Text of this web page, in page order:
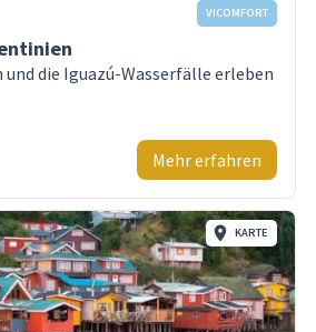
VICOMFORT
und die Iguazú-Wasserfälle erleben
Mehr erfahren
KARTE